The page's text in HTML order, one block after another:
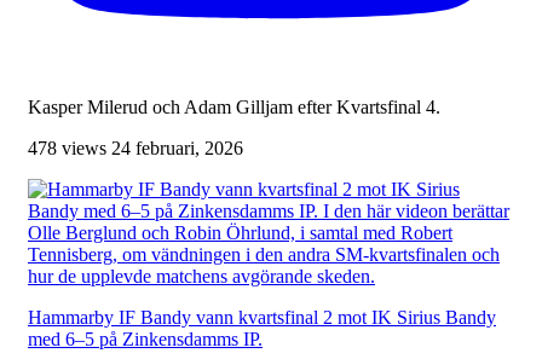
Kasper Milerud och Adam Gilljam efter Kvartsfinal 4.
478 views 24 februari, 2026
Hammarby IF Bandy vann kvartsfinal 2 mot IK Sirius Bandy
med 6–5 på Zinkensdamms IP.